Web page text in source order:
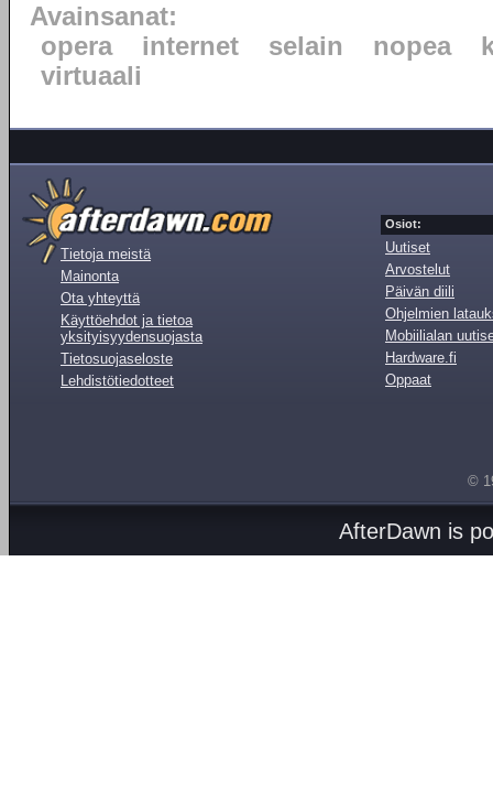
Avainsanat:
opera
internet selain nopea
virtuaali
Tietoja meistä
Mainonta
Ota yhteyttä
Käyttöehdot ja tietoa
yksityisyydensuojasta
Tietosuojaseloste
Lehdistötiedotteet
Osiot:
Uutiset
Arvostelut
Päivän diili
Ohjelmien
Mobiilialan
Hardware.fi
Oppaat
©
AfterDawn is